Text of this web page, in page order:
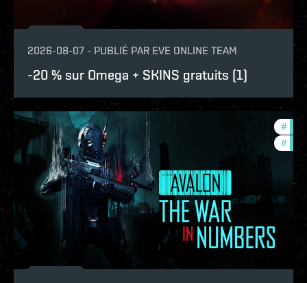
2026-08-07 - PUBLIÉ PAR EVE ONLINE TEAM
-20 % sur Omega + SKINS gratuits (1)
#
#